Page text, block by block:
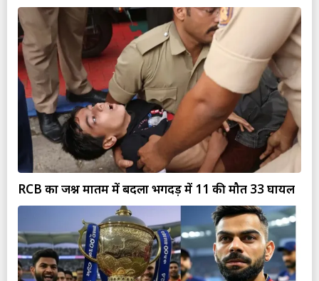
RCB का जश्न मातम में बदला भगदड़ में 11 की मौत 33 घायल